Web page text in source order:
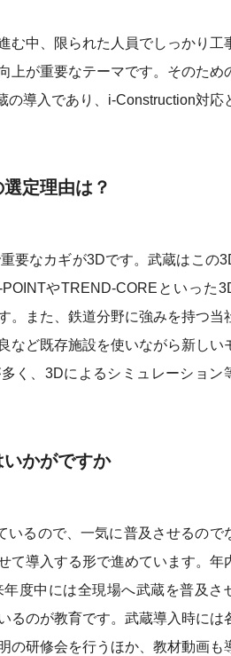
む中、限られた人員でしっかり工
上が重要なテーマです。そのため
の導入であり、i-Construction対応
定理由は？
要なカギが3Dです。武蔵はこの
やTREND-COREといった
。また、鉄道分野に強みを持つ当
など既存施設を使いながら新しい
く、3Dによるシミュレーション
かがですか
るので、一気に普及させるので
て導入する形で進めています。年
度中には全現場へ武蔵を普及さ
るのが教育です。武蔵導入時には
の研修会を行うほか、教材動画も